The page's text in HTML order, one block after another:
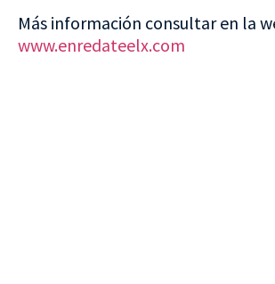
Más información consultar en la
www.enredateelx.com